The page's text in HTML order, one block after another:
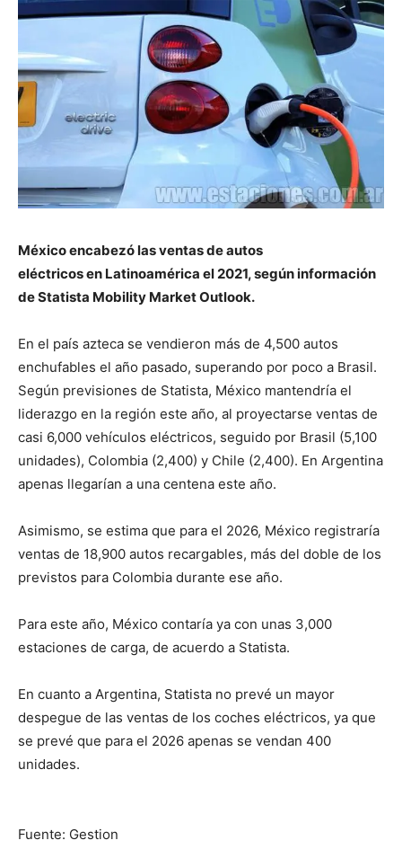
México encabezó las ventas deautos
eléctricosen Latinoamérica el 2021, según información
de Statista Mobility Market Outlook.
En el país azteca se vendieron más de 4,500 autos
enchufables el año pasado, superando por poco a Brasil.
Según previsiones de Statista, México mantendría el
liderazgo en la región este año, al proyectarse ventas de
casi 6,000 vehículos eléctricos, seguido por Brasil (5,100
unidades), Colombia (2,400) y Chile (2,400). En Argentina
apenas llegarían a una centena este año.
Asimismo, se estima que para el 2026, México registraría
ventas de 18,900 autos recargables, más del doble de los
previstos para Colombia durante ese año.
Para este año, México contaría ya con unas 3,000
estaciones de carga, de acuerdo a Statista.
En cuanto a Argentina, Statista no prevé un mayor
despegue de las ventas de los coches eléctricos, ya que
se prevé que para el 2026 apenas se vendan 400
unidades.
Fuente: Gestion